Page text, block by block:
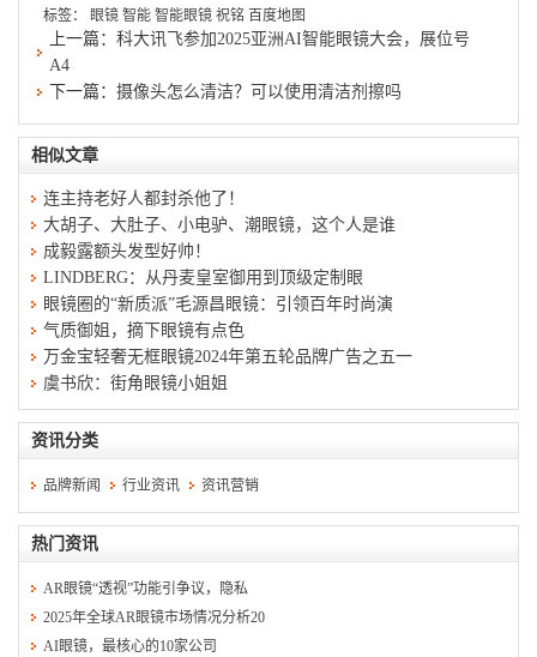
标签： 眼镜 智能 智能眼镜 祝铭 百度地图
上一篇： 科大讯飞参加2025亚洲AI智能眼镜大会，展位号
A4
下一篇： 摄像头怎么清洁？可以使用清洁剂擦吗
相似文章
连主持老好人都封杀他了！
大胡子、大肚子、小电驴、潮眼镜，这个人是谁
成毅露额头发型好帅！
LINDBERG：从丹麦皇室御用到顶级定制眼
眼镜圈的“新质派”毛源昌眼镜：引领百年时尚演
气质御姐，摘下眼镜有点色
万金宝轻奢无框眼镜2024年第五轮品牌广告之五一
虞书欣：街角眼镜小姐姐
资讯分类
品牌新闻 行业资讯 资讯营销
热门资讯
AR眼镜“透视”功能引争议，隐私
2025年全球AR眼镜市场情况分析20
AI眼镜，最核心的10家公司